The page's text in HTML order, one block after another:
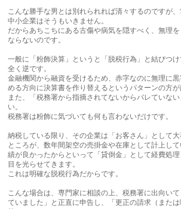
こんな勝手な男とは別れられれば清々するのですが
中小企業はそうもいきません。
だからあちこちにある古傷や病気を隠すべく、無理
ならないのです。
一般に「粉飾決算」というと「脱税行為」と結びつ
全く逆です。
金融機関から融資を受けるため、赤字なのに無理に
める方向に決算書を作り替えるというパターンの方が
また、「税務署から指摘されてないからバレていな
い。
税務署は粉飾に気づいても何も言わないだけです。
納税している限り、その企業は「お客さん」として大
ところが、数年間架空の売掛金や在庫として計上し
績が良かったからといって「貸倒金」として経費処
目を光らせてきます。
これは明確な脱税行為だからです。
こんな場合は、専門家に相談の上、税務署に出向い
ていました」と正直に申告し、「更正の請求（また